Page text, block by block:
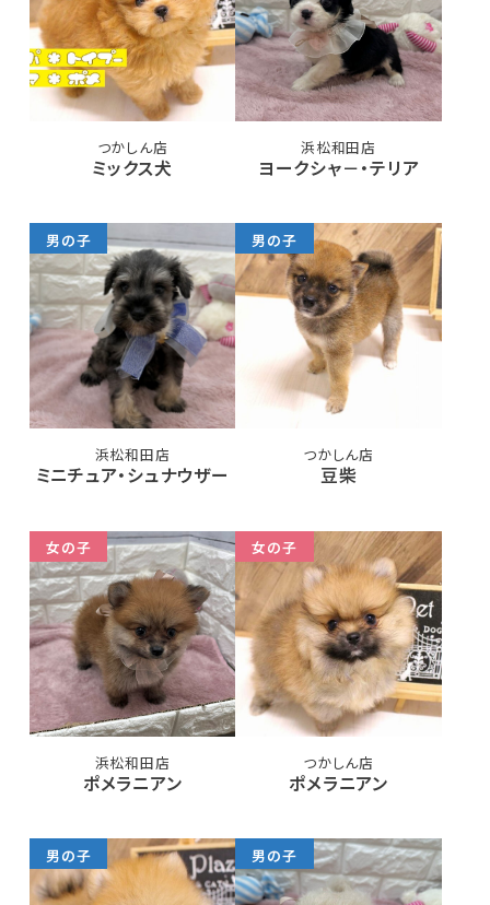
つかしん店
ミックス犬
浜松和田店
ヨークシャ－・テリア
男の子
浜松和田店
ミニチュア・シュナウザー
男の子
つかしん店
豆柴
女の子
浜松和田店
ポメラニアン
女の子
つかしん店
ポメラニアン
男の子 男の子